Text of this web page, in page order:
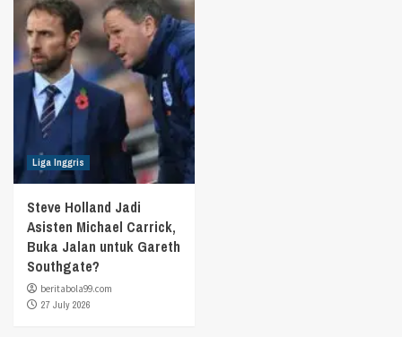
Liga Inggris
Steve Holland Jadi
Asisten Michael Carrick,
Buka Jalan untuk Gareth
Southgate?
beritabola99.com
27 July 2026